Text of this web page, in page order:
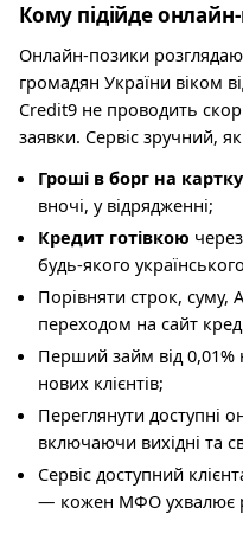
Кому підійде
Онлайн-позики
громадян України віком
Credit9 не проводить
заявки. Сервіс зручний,
Гроші в борг на картку
вночі, у відрядженні;
Кредит готівкою
будь-якого
Порівняти строк, суму,
переходом на сайт
Перший займ від
нових клієнтів;
Переглянути доступні
включаючи вихідні та
Сервіс доступний
— кожен МФО ухвалює